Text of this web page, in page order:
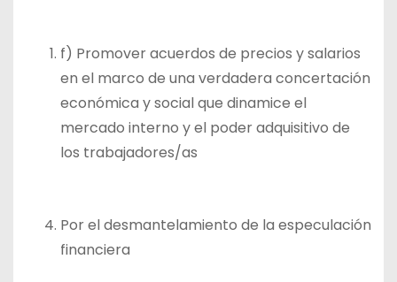
f) Promover acuerdos de precios y salarios
en el marco de una verdadera concertación
económica y social que dinamice el
mercado interno y el poder adquisitivo de
los trabajadores/as
Por el desmantelamiento de la especulación
financiera